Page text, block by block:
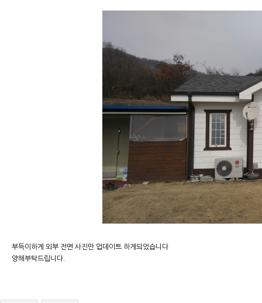
부득이하게 외부 전면 사진만 업데이트 하게되었습니다
양해부탁드립니다.